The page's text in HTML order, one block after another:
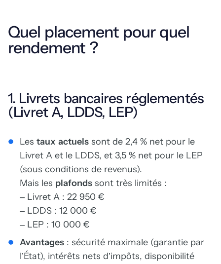
Quel placement pour quel
rendement ?
1. Livrets bancaires réglementés
(Livret A, LDDS, LEP)
Les taux actuels sont de 2,4 % net pour le
Livret A et le LDDS, et 3,5 % net pour le LEP
(sous conditions de revenus).
Mais les plafonds sont très limités :
– Livret A : 22 950 €
– LDDS : 12 000 €
– LEP : 10 000 €
Avantages : sécurité maximale (garantie par
l’État), intérêts nets d’impôts, disponibilité